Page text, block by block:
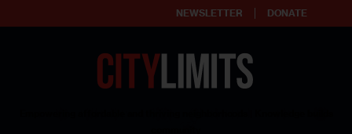
NEWSLETTER DONATE